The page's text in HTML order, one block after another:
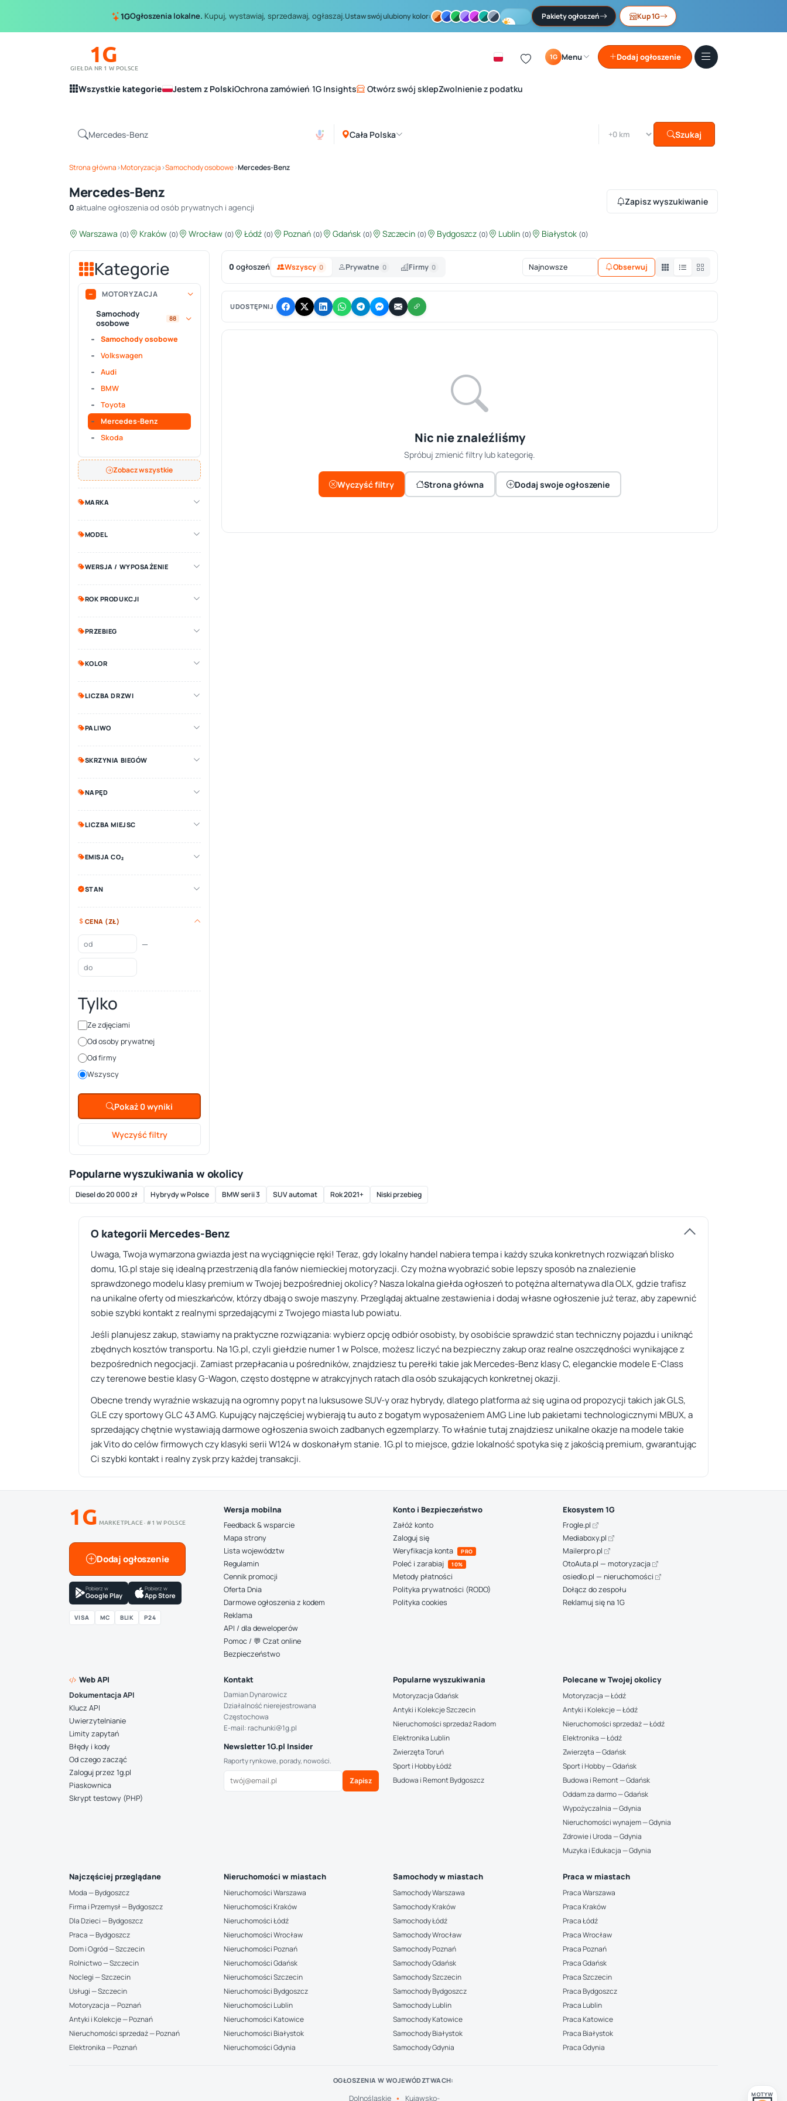
MOTYW
1GOgłoszenia lokalne. Kupuj, wystawiaj, sprzedawaj, ogłaszaj.Ustaw swój ulubiony kolor: Pakiety ogłoszeń Kup 1G
1G
GIEŁDA NR 1 W POLSCE
1G Menu Dodaj ogłoszenie
Wszystkie kategorie Jestem z PolskiOchrona zamówień 1G Insights Otwórz swój sklepZwolnienie z podatku
Cała Polska Szukaj
Strona główna›Motoryzacja›Samochody osobowe›Mercedes-Benz
Mercedes-Benz
0 aktualne ogłoszenia od osób prywatnych i agencji
Zapisz wyszukiwanie
Warszawa (0) Kraków (0) Wrocław (0) Łódź (0) Poznań (0) Gdańsk (0) Szczecin (0) Bydgoszcz (0) Lublin (0) Białystok (0)
Kategorie
MOTORYZACJA
Samochody
osobowe
88
Samochody osobowe
Volkswagen
Audi
BMW
Toyota
Mercedes-Benz
Skoda
Zobacz wszystkie
MARKA
MODEL
WERSJA / WYPOSAŻENIE
ROK PRODUKCJI
PRZEBIEG
KOLOR
LICZBA DRZWI
PALIWO
SKRZYNIA BIEGÓW
NAPĘD
LICZBA MIEJSC
EMISJA CO₂
STAN
CENA (ZŁ)
—
Tylko
Ze zdjęciami
Od osoby prywatnej
Od firmy
Wszyscy
Pokaż 0 wyniki
Wyczyść filtry
0 ogłoszeń Wszyscy 0 Prywatne 0 Firmy 0 Obserwuj
UDOSTĘPNIJ
Nic nie znaleźliśmy
Spróbuj zmienić filtry lub kategorię.
Wyczyść filtry Strona główna Dodaj swoje ogłoszenie
Popularne wyszukiwania w okolicy
Diesel do 20 000 zł Hybrydy w Polsce BMW serii 3 SUV automat Rok 2021+ Niski przebieg
O kategorii Mercedes-Benz
Uwaga, Twoja wymarzona gwiazda jest na wyciągnięcie ręki! Teraz, gdy lokalny handel nabiera tempa i każdy szuka konkretnych rozwiązań blisko
domu, 1G.pl staje się idealną przestrzenią dla fanów niemieckiej motoryzacji. Czy można wyobrazić sobie lepszy sposób na znalezienie
sprawdzonego modelu klasy premium w Twojej bezpośredniej okolicy? Nasza lokalna giełda ogłoszeń to potężna alternatywa dla OLX, gdzie trafisz
na unikalne oferty od mieszkańców, którzy dbają o swoje maszyny. Przeglądaj aktualne zestawienia i dodaj własne ogłoszenie już teraz, aby zapewnić
sobie szybki kontakt z realnymi sprzedającymi z Twojego miasta lub powiatu.
Jeśli planujesz zakup, stawiamy na praktyczne rozwiązania: wybierz opcję odbiór osobisty, by osobiście sprawdzić stan techniczny pojazdu i uniknąć
zbędnych kosztów transportu. Na 1G.pl, czyli giełdzie numer 1 w Polsce, możesz liczyć na bezpieczny zakup oraz realne oszczędności wynikające z
bezpośrednich negocjacji. Zamiast przepłacania u pośredników, znajdziesz tu perełki takie jak Mercedes-Benz klasy C, eleganckie modele E-Class
czy terenowe bestie klasy G-Wagon, często dostępne w atrakcyjnych ratach dla osób szukających konkretnej okazji.
Obecne trendy wyraźnie wskazują na ogromny popyt na luksusowe SUV-y oraz hybrydy, dlatego platforma aż się ugina od propozycji takich jak GLS,
GLE czy sportowy GLC 43 AMG. Kupujący najczęściej wybierają tu auto z bogatym wyposażeniem AMG Line lub pakietami technologicznymi MBUX, a
sprzedający chętnie wystawiają darmowe ogłoszenia swoich zadbanych egzemplarzy. To właśnie tutaj znajdziesz unikalne okazje na modele takie
jak Vito do celów firmowych czy klasyki serii W124 w doskonałym stanie. 1G.pl to miejsce, gdzie lokalność spotyka się z jakością premium, gwarantując
Ci szybki kontakt i realny zysk przy każdej transakcji.
1G MARKETPLACE · #1 W POLSCE
Dodaj ogłoszenie
Pobierz w
Google Play
Pobierz w
App Store
VISA MC BLIK P24
Wersja mobilna
Feedback & wsparcie
Mapa strony
Lista województw
Regulamin
Cennik promocji
Oferta Dnia
Darmowe ogłoszenia z kodem
Reklama
API / dla deweloperów
Pomoc / 💬 Czat online
Bezpieczeństwo
Konto i Bezpieczeństwo
Załóż konto
Zaloguj się
Weryfikacja konta
PRO
Poleć i zarabiaj 10%
Metody płatności
Polityka prywatności (RODO)
Polityka cookies
Ekosystem 1G
Frogle.pl
Mediaboxy.pl
Mailerpro.pl
OtoAuta.pl — motoryzacja
osiedlo.pl — nieruchomości
Dołącz do zespołu
Reklamuj się na 1G
Web API
Dokumentacja API
Klucz API
Uwierzytelnianie
Limity zapytań
Błędy i kody
Od czego zacząć
Zaloguj przez 1g.pl
Piaskownica
Skrypt testowy (PHP)
Kontakt
Damian Dynarowicz
Działalność nierejestrowana
Częstochowa
E-mail: rachunki@1g.pl
Newsletter 1G.pl Insider
Raporty rynkowe, porady, nowości.
Zapisz
Popularne wyszukiwania
Motoryzacja Gdańsk
Antyki i Kolekcje Szczecin
Nieruchomości sprzedaż Radom
Elektronika Lublin
Zwierzęta Toruń
Sport i Hobby Łódź
Budowa i Remont Bydgoszcz
Polecane w Twojej okolicy
Motoryzacja — Łódź
Antyki i Kolekcje — Łódź
Nieruchomości sprzedaż — Łódź
Elektronika — Łódź
Zwierzęta — Gdańsk
Sport i Hobby — Gdańsk
Budowa i Remont — Gdańsk
Oddam za darmo — Gdańsk
Wypożyczalnia — Gdynia
Nieruchomości wynajem — Gdynia
Zdrowie i Uroda — Gdynia
Muzyka i Edukacja — Gdynia
Najczęściej przeglądane
Moda — Bydgoszcz
Firma i Przemysł — Bydgoszcz
Dla Dzieci — Bydgoszcz
Praca — Bydgoszcz
Dom i Ogród — Szczecin
Rolnictwo — Szczecin
Noclegi — Szczecin
Usługi — Szczecin
Motoryzacja — Poznań
Antyki i Kolekcje — Poznań
Nieruchomości sprzedaż — Poznań
Elektronika — Poznań
Nieruchomości w miastach
Nieruchomości Warszawa
Nieruchomości Kraków
Nieruchomości Łódź
Nieruchomości Wrocław
Nieruchomości Poznań
Nieruchomości Gdańsk
Nieruchomości Szczecin
Nieruchomości Bydgoszcz
Nieruchomości Lublin
Nieruchomości Katowice
Nieruchomości Białystok
Nieruchomości Gdynia
Samochody w miastach
Samochody Warszawa
Samochody Kraków
Samochody Łódź
Samochody Wrocław
Samochody Poznań
Samochody Gdańsk
Samochody Szczecin
Samochody Bydgoszcz
Samochody Lublin
Samochody Katowice
Samochody Białystok
Samochody Gdynia
Praca w miastach
Praca Warszawa
Praca Kraków
Praca Łódź
Praca Wrocław
Praca Poznań
Praca Gdańsk
Praca Szczecin
Praca Bydgoszcz
Praca Lublin
Praca Katowice
Praca Białystok
Praca Gdynia
OGŁOSZENIA W WOJEWÓDZTWACH:
Dolnośląskie Kujawsko-